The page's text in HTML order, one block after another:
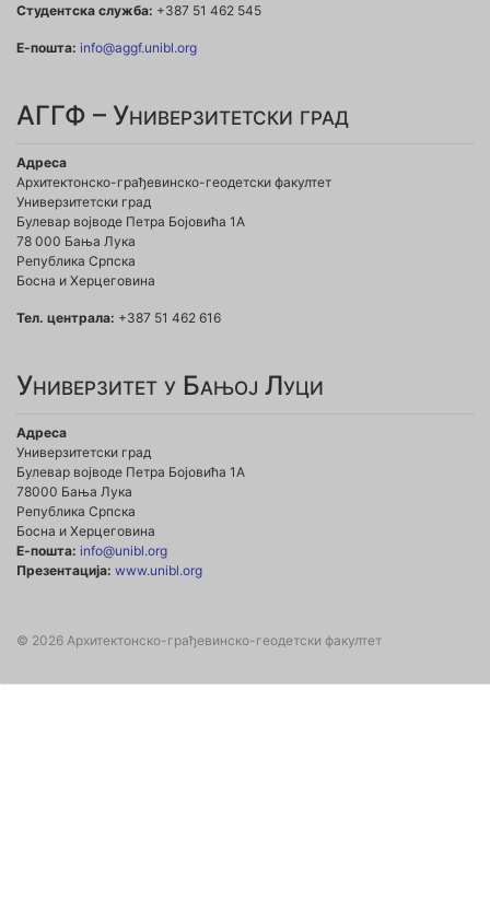
Студентска служба: +387 51 462 545
Е-пошта: info@aggf.unibl.org
АГГФ – Универзитетски град
Адреса
Архитектонско-грађевинско-геодетски факултет
Универзитетски град
Булевар војводе Петра Бојовића 1A
78 000 Бања Лука
Република Српска
Босна и Херцеговина
Тел. централа: +387 51 462 616
Универзитет у Бањој Луци
Адреса
Универзитетски град
Булевар војводе Петра Бојовића 1А
78000 Бања Лука
Република Српска
Босна и Херцеговина
Е-пошта: info@unibl.org
Презентација: www.unibl.org
© 2026 Архитектонско-грађевинско-геодетски факултет